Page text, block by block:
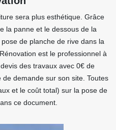
sera plus esthétique. Grâce
la panne et le dessous de la
de planche de rive dans la
est le professionnel à
des travaux avec 0€ de
demande sur son site. Toutes
et le coût total) sur la pose de
ce document.